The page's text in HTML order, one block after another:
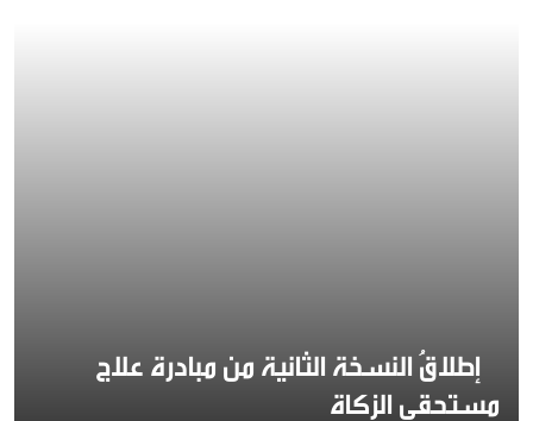
إطلاقُ النسخة الثانية من مبادرة علاج
مستحقي الزكاة